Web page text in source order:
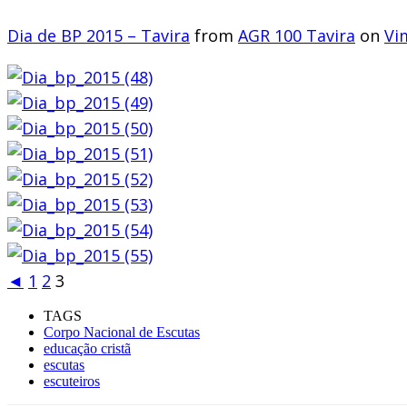
Dia de BP 2015 – Tavira from AGR 100 Tavira on
◄ 1 2 3
TAGS
Corpo Nacional de Escutas
educação cristã
escutas
escuteiros